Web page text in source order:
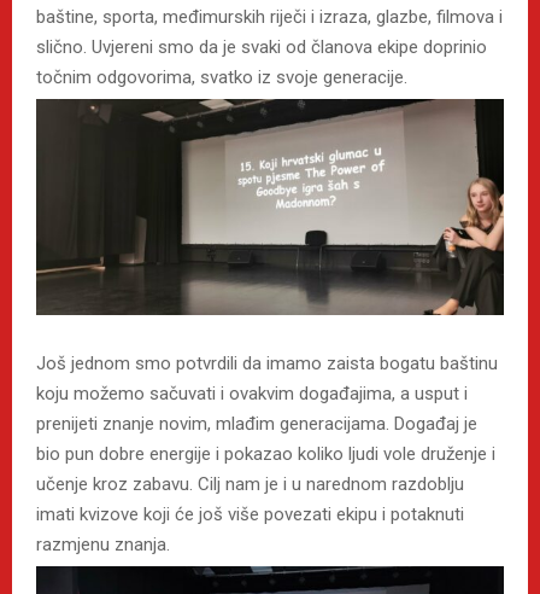
baštine, sporta, međimurskih riječi i izraza, glazbe, filmova i
slično. Uvjereni smo da je svaki od članova ekipe doprinio
točnim odgovorima, svatko iz svoje generacije.
Još jednom smo potvrdili da imamo zaista bogatu baštinu
koju možemo sačuvati i ovakvim događajima, a usput i
prenijeti znanje novim, mlađim generacijama. Događaj je
bio pun dobre energije i pokazao koliko ljudi vole druženje i
učenje kroz zabavu. Cilj nam je i u narednom razdoblju
imati kvizove koji će još više povezati ekipu i potaknuti
razmjenu znanja.